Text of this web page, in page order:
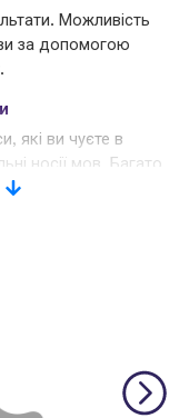
Можливість
за допомогою
які ви чуєте в
носії мов. Багато